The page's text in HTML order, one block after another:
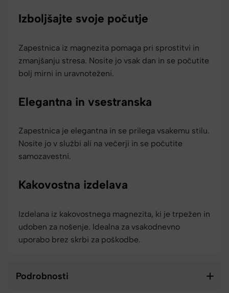
Izboljšajte svoje počutje
Zapestnica iz magnezita pomaga pri sprostitvi in
zmanjšanju stresa. Nosite jo vsak dan in se počutite
bolj mirni in uravnoteženi.
Elegantna in vsestranska
Zapestnica je elegantna in se prilega vsakemu stilu.
Nosite jo v službi ali na večerji in se počutite
samozavestni.
Kakovostna izdelava
Izdelana iz kakovostnega magnezita, ki je trpežen in
udoben za nošenje. Idealna za vsakodnevno
uporabo brez skrbi za poškodbe.
Podrobnosti